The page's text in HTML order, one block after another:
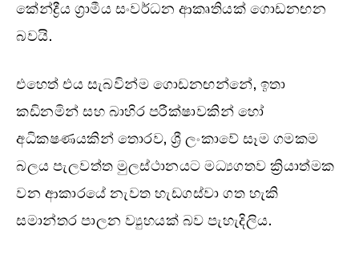
කේන්ද්‍රීය ග්‍රාමීය සංවර්ධන ආකෘතියක් ගොඩනඟන
බවයි.
එහෙත් එය සැබවින්ම ගොඩනඟන්නේ, ඉතා
කඩිනමින් සහ බාහිර පරීක්ෂාවකින් හෝ
අධිකෂණයකින් තොරව, ශ්‍රී ලංකාවේ සෑම ගමකම
බලය පැලවත්ත මුලස්ථානයට මධ්‍යගතව ක්‍රියාත්මක
වන ආකාරයේ නැවත හැඩගස්වා ගත හැකි
සමාන්තර පාලන ව්‍යුහයක් බව පැහැදිලිය.